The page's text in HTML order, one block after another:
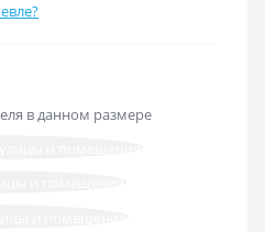
в данном размере